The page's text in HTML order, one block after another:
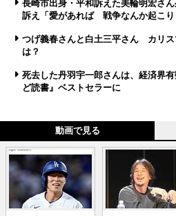
長崎市出身・平和訴えた美輪明宏さ
訴え「愛があれば 戦争なんか起こり
つげ義春さんと白土三平さん カリス
は？
死去した丹羽宇一郎さんは、経済界
ど読書』ベストセラーに
動画で見る